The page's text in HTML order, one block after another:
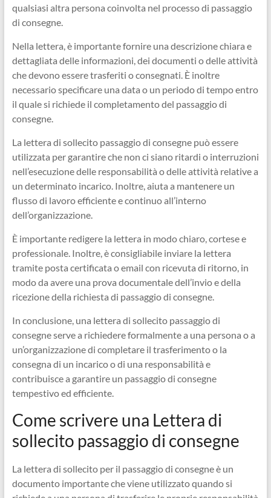
qualsiasi altra persona coinvolta nel processo di passaggio
di consegne.
Nella lettera, è importante fornire una descrizione chiara e
dettagliata delle informazioni, dei documenti o delle attività
che devono essere trasferiti o consegnati. È inoltre
necessario specificare una data o un periodo di tempo entro
il quale si richiede il completamento del passaggio di
consegne.
La lettera di sollecito passaggio di consegne può essere
utilizzata per garantire che non ci siano ritardi o interruzioni
nell’esecuzione delle responsabilità o delle attività relative a
un determinato incarico. Inoltre, aiuta a mantenere un
flusso di lavoro efficiente e continuo all’interno
dell’organizzazione.
È importante redigere la lettera in modo chiaro, cortese e
professionale. Inoltre, è consigliabile inviare la lettera
tramite posta certificata o email con ricevuta di ritorno, in
modo da avere una prova documentale dell’invio e della
ricezione della richiesta di passaggio di consegne.
In conclusione, una lettera di sollecito passaggio di
consegne serve a richiedere formalmente a una persona o a
un’organizzazione di completare il trasferimento o la
consegna di un incarico o di una responsabilità e
contribuisce a garantire un passaggio di consegne
tempestivo ed efficiente.
Come scrivere una Lettera di
sollecito passaggio di consegne
La lettera di sollecito per il passaggio di consegne è un
documento importante che viene utilizzato quando si